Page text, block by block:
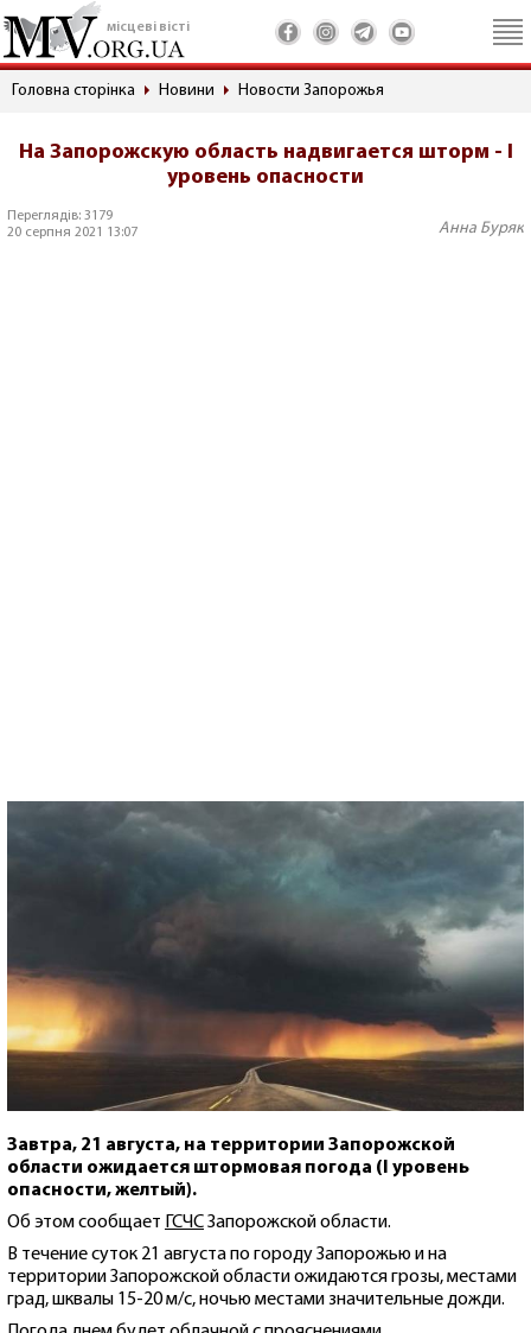
місцеві вісті
Головна сторінка Новини Новости Запорожья
На Запорожскую область надвигается шторм - I
уровень опасности
Переглядів: 3179
20 серпня 2021 13:07
Анна Буряк
Завтра, 21 августа, на территории Запорожской
области ожидается штормовая погода (I уровень
опасности, желтый).
Об этом сообщает
ГСЧСЗапорожской области.
В течение суток 21 августа по городу Запорожью и на
территории Запорожской области ожидаются грозы, местами
град, шквалы 15-20 м/с, ночью местами значительные дожди.